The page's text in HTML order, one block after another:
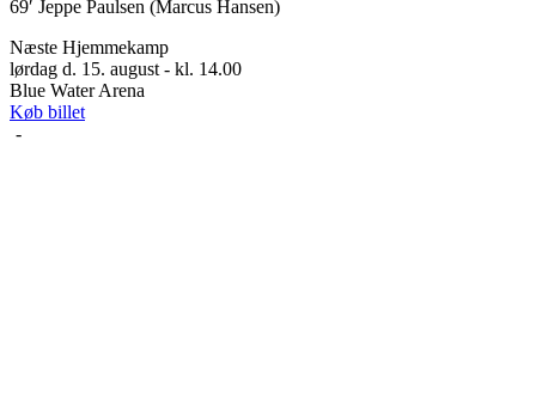
69′ Jeppe Paulsen (Marcus Hansen)
Næste Hjemmekamp
lørdag d. 15. august - kl. 14.00
Blue Water Arena
Køb billet
-